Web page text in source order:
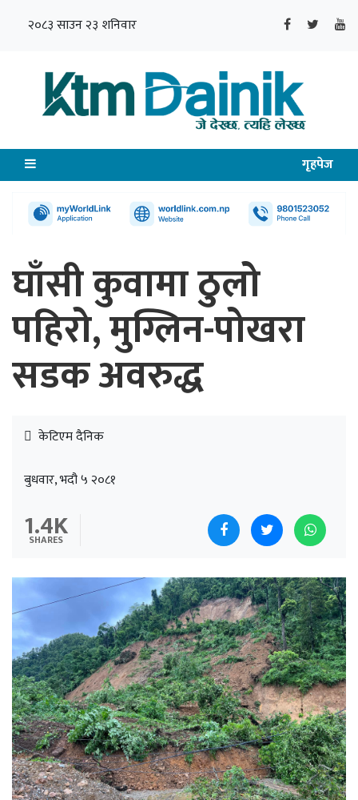
२०८३ साउन २३ शनिवार
गृहपेज
घाँसी कुवामा ठुलो
पहिरो, मुग्लिन-पोखरा
सडक अवरुद्ध
केटिएम दैनिक
बुधवार, भदौ ५ २०८१
1.4K
SHARES